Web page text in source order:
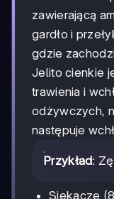
zawierającą
gardło i
gdzie
Jelito cienkie
trawienia i
odżywczych,
następuje
Przykład:
Siekacze